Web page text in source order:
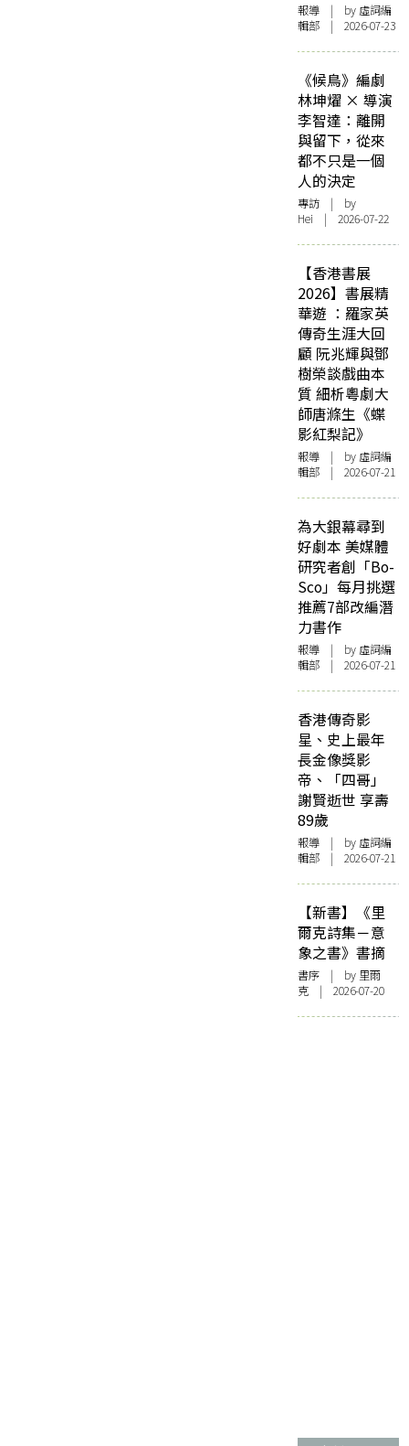
報導 | by 虛詞編
輯部 | 2026-07-23
《候鳥》編劇
林坤燿 × 導演
李智達：離開
與留下，從來
都不只是一個
人的決定
專訪 | by
Hei | 2026-07-22
【香港書展
2026】書展精
華遊 ：羅家英
傳奇生涯大回
顧 阮兆輝與鄧
樹榮談戲曲本
質 細析粵劇大
師唐滌生《蝶
影紅梨記》
報導 | by 虛詞編
輯部 | 2026-07-21
為大銀幕尋到
好劇本 美媒體
研究者創「Bo-
Sco」每月挑選
推薦7部改編潛
力書作
報導 | by 虛詞編
輯部 | 2026-07-21
香港傳奇影
星、史上最年
長金像獎影
帝、「四哥」
謝賢逝世 享壽
89歲
報導 | by 虛詞編
輯部 | 2026-07-21
【新書】《里
爾克詩集－意
象之書》書摘
書序 | by 里爾
克 | 2026-07-20